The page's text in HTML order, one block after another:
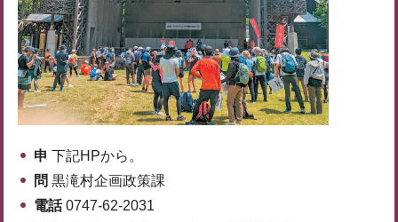
申 下記HPから。
問 黒滝村企画政策課
電話0747-62-2031